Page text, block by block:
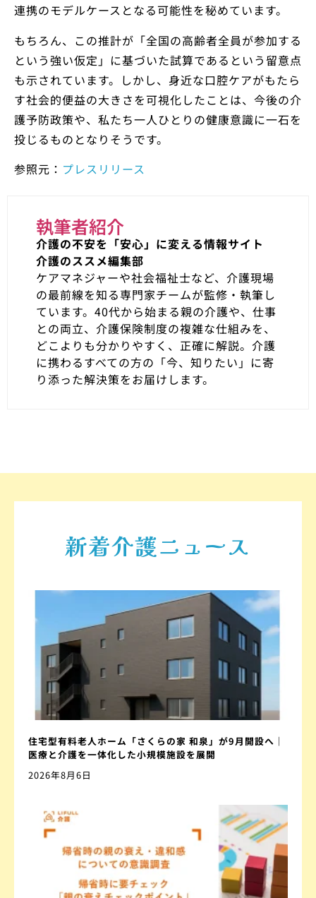
連携のモデルケースとなる可能性を秘めています。
もちろん、この推計が「全国の高齢者全員が参加する
という強い仮定」に基づいた試算であるという留意点
も示されています。しかし、身近な口腔ケアがもたら
す社会的便益の大きさを可視化したことは、今後の介
護予防政策や、私たち一人ひとりの健康意識に一石を
投じるものとなりそうです。
参照元： プレスリリース
執筆者紹介
介護の不安を「安心」に変える情報サイト
介護のススメ編集部
ケアマネジャーや社会福祉士など、介護現場
の最前線を知る専門家チームが監修・執筆し
ています。40代から始まる親の介護や、仕事
との両立、介護保険制度の複雑な仕組みを、
どこよりも分かりやすく、正確に解説。介護
に携わるすべての方の「今、知りたい」に寄
り添った解決策をお届けします。
新着介護ニュース
住宅型有料老人ホーム「さくらの家 和泉」が9月開設へ｜
医療と介護を一体化した小規模施設を展開
2026年8月6日